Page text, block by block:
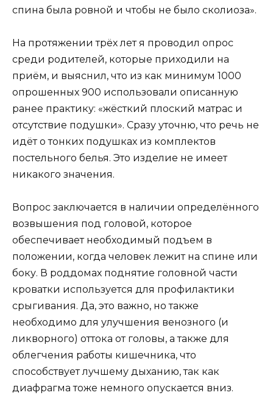
спина была ровной и чтобы не было сколиоза».
На протяжении трёх лет я проводил опрос
среди родителей, которые приходили на
приём, и выяснил, что из как минимум 1000
опрошенных 900 использовали описанную
ранее практику: «жёсткий плоский матрас и
отсутствие подушки». Сразу уточню, что речь не
идёт о тонких подушках из комплектов
постельного белья. Это изделие не имеет
никакого значения.
Вопрос заключается в наличии определённого
возвышения под головой, которое
обеспечивает необходимый подъем в
положении, когда человек лежит на спине или
боку. В роддомах поднятие головной части
кроватки используется для профилактики
срыгивания. Да, это важно, но также
необходимо для улучшения венозного (и
ликворного) оттока от головы, а также для
облегчения работы кишечника, что
способствует лучшему дыханию, так как
диафрагма тоже немного опускается вниз.